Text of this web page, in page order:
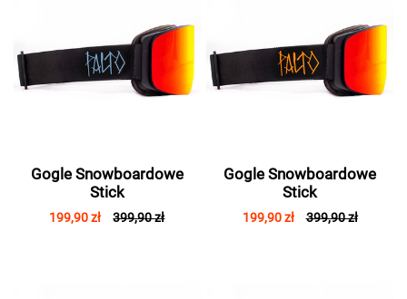
Gogle Snowboardowe
Stick
199,90 zł 399,90 zł
Gogle Snowboardowe
Stick
199,90 zł 399,90 zł